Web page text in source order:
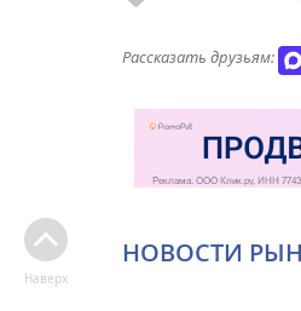
Рассказать друзьям:
НОВОСТИ
Наверх